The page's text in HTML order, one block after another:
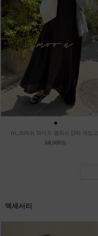
●
m_크러쉬 와이드 원피스 [3차 재입고]
68,000원
액세서리